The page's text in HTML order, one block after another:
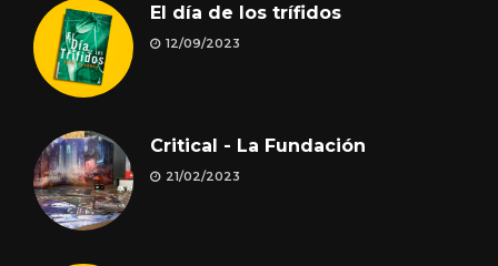
El día de los trífidos
12/09/2023
Critical - La Fundación
21/02/2023